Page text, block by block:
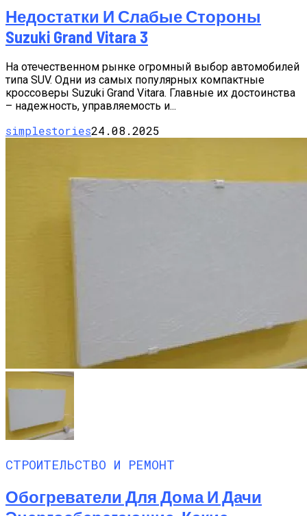
Недостатки И Слабые Стороны
Suzuki Grand Vitara 3
На отечественном рынке огромный выбор автомобилей
типа SUV. Одни из самых популярных компактные
кроссоверы Suzuki Grand Vitara. Главные их достоинства
– надежность, управляемость и...
simplestories24.08.2025
СТРОИТЕЛЬСТВО И РЕМОНТ
Обогреватели Для Дома И Дачи